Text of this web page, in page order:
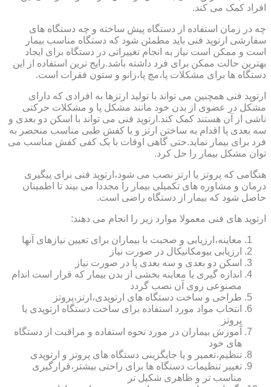
افراد کمک می کند.
چه در زمان استفاده از دستگاه پیش ساخته و چه دستگاه های
سفارشی ارتوپد فنی باید مطمئن شود که دستگاه مناسب بیمار
است و ممکن است نیاز به انجام تغییراتی در دستگاه برای ایجاد
بهترین حالت ممکن برای فرد داشته باشد.رایج ترین استفاده از این
دستگاه ها برای مشکلات پا،مچ پا،زانو و ستون فقرات است.
ارتوپد فنی همچنین می تواند با تولید ارتزها به افرادی که دارای
مشکل در عضوی از بدن خود مانند مشکل پا و مشکلات حرکتی
ناشی از آن هستند کمک کند.ارتوپد فنی می تواند با اسکن دو بعدی و
سه بعدی پا اقدام به ساختن ارتز و یا کفش طبی مناسب منحصر به
فرد برای بیمار نماید.حتی گاهی اوقات با یک کفی کفش مناسب می
توان مشکل بیمار را حل کرد.
هنگامی که پروتز یا ارتز نصب می شود،ارتوپد فنی برای پیگیری
درمان و مشاوره های تکمیلی بیمار را مجددا می بیند تا اطمینان
حاصل شود که بیمار از دستگاه راضی است.
ارتوپد های فنی معمولا موارد زیر را انجام می دهند:
معاینه،ارزیابی و صحبت با بیماران برای تعیین نیازهای آنها
ارزیابی بیومکانیکال در صورت نیاز
اسکن دو بعدی و سه بعدی پا در صورت نیاز
اندازه گیری یا معاینه بخشی از بدن بیمار که قرار است اندام
مصنوعی روی آن نصب گردد
طراحی و ساخت دستگاه های ارتوپدی،ارتز،پروتز
انتخاب مواد مورد استفاده برای ساخت دستگاه ارتوپدی یا
پروتز
آموزش بیماران در مورد نحوه استفاده و مراقبت از دستگاه
های خود
تنظیم،تعمیر و یا جایگزینی دستگاه های پروتز و ارتوپدی
تغییر تنظیمات دستگاه ها برای راحتی بیشتر،قرارگیری
مناسب تر و ظاهری شکیل تر